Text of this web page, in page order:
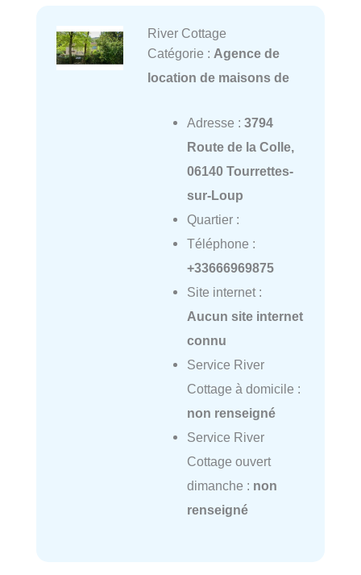
River Cottage
Catégorie : Agence de
location de maisons de
Adresse : 3794
Route de la Colle,
06140 Tourrettes-
sur-Loup
Quartier :
Téléphone :
+33666969875
Site internet :
Aucun site internet
connu
Service River
Cottage à domicile :
non renseigné
Service River
Cottage ouvert
dimanche : non
renseigné